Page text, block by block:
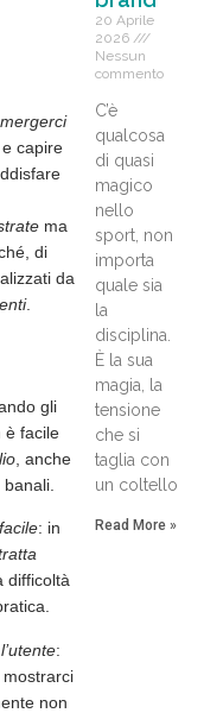
capire
ma
di
da
.
gli
è facile
, anche
: in
difficoltà
.
:
mostrarci
non
20 Aprile
2026
Nessun
commento
C’è
qualcosa
di quasi
magico
nello
sport, non
importa
quale sia
la
disciplina.
È la sua
magia, la
tensione
che si
taglia con
un coltello
Read More »